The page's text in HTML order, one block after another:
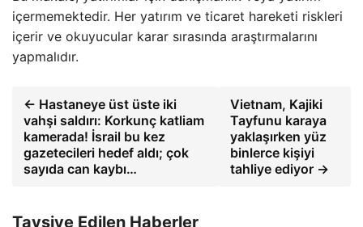
içermemektedir. Her yatırım ve ticaret hareketi riskleri
içerir ve okuyucular karar sırasında araştırmalarını
yapmalıdır.
← Hastaneye üst üste iki
vahşi saldırı: Korkunç katliam
kamerada! İsrail bu kez
gazetecileri hedef aldı; çok
sayıda can kaybı…
Vietnam, Kajiki
Tayfunu karaya
yaklaşırken yüz
binlerce kişiyi
tahliye ediyor →
Tavsiye Edilen Haberler